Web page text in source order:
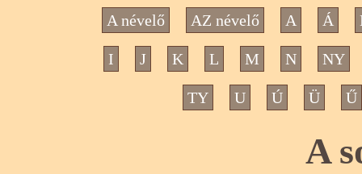
A névelő AZ névelő A Á
I J K L M N NY
TY U Ú Ü Ű
A